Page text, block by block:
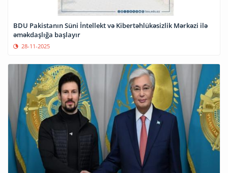
BDU Pakistanın Süni İntellekt və Kibertəhlükəsizlik Mərkəzi ilə
əməkdaşlığa başlayır
28-11-2025